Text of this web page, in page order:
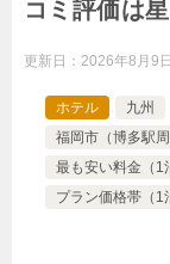
コミ評価は
更新日： 2026年8月9日
ホテル 九州
福岡市（博多駅
最も安い料金（1
プラン価格帯（1